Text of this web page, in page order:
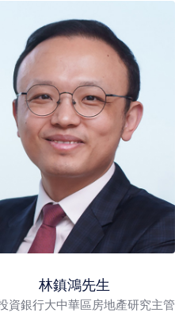
林鎮鴻先生
資銀行大中華區房地產研究主管